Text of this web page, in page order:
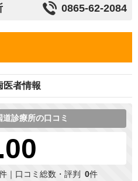
0865-62-2084
医者情報
診療所の口コミ
｜口コミ総数・評判 0件